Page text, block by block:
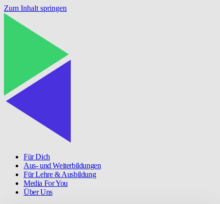
Zum Inhalt springen
Für Dich
Aus- und Weiterbildungen
Für Lehre & Ausbildung
Media For You
Über Uns